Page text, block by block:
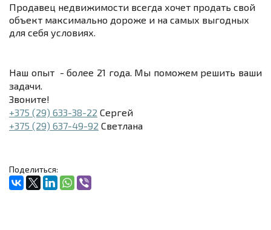
Продавец недвижимости всегда хочет продать свой
объект максимально дороже и на самых выгодных
для себя условиях.
Наш опыт - более 21 года. Мы поможем решить ваши
задачи.
Звоните!
+375 (29) 633-38-22 Сергей
+375 (29) 637-49-92 Светлана
Поделиться: